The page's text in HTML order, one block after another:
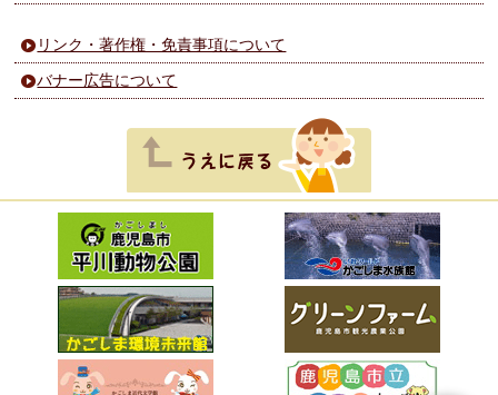
リンク・著作権・免責事項について
バナー広告について